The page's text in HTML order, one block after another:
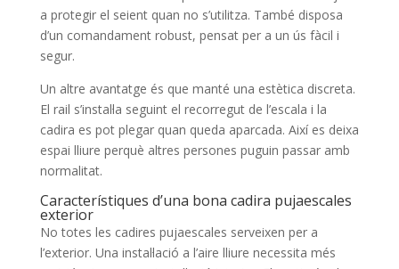
a protegir el seient quan no s’utilitza. També disposa
d’un comandament robust, pensat per a un ús fàcil i
segur.
Un altre avantatge és que manté una estètica discreta.
El rail s’instal·la seguint el recorregut de l’escala i la
cadira es pot plegar quan queda aparcada. Així es deixa
espai lliure perquè altres persones puguin passar amb
normalitat.
Característiques d’una bona cadira pujaescales
exterior
No totes les cadires pujaescales serveixen per a
l’exterior. Una instal·lació a l’aire lliure necessita més